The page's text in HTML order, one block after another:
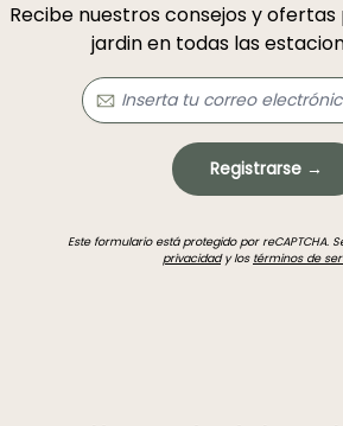
Recibe nuestros consejos y
jardin en todas las
Registrarse →
Este formulario está protegido por reCAPTCHA.
privacidady los términos de